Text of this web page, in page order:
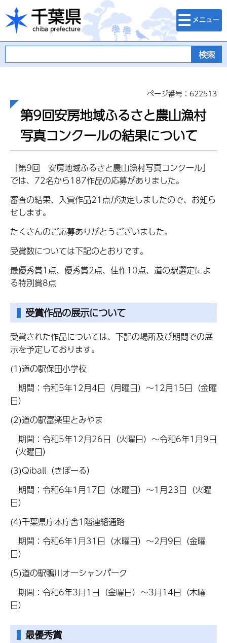
千葉県
検索・メニュ
ー
ページ番号：622513
第9回安房地域ふるさと農山漁村
写真コンクールの結果について
「第9回 安房地域ふるさと農山漁村写真コンクール」
では、72名から187作品の応募がありました。
審査の結果、入賞作品21点が決定しましたので、お知ら
せします。
たくさんのご応募ありがとうございました。
受賞数については下記のとおりです。
最優秀賞1点、優秀賞2点、佳作10点、道の駅選定によ
る特別賞8点
受賞作品の展示について
受賞された作品については、下記の場所及び期間での展
示を予定しております。
(1)道の駅保田小学校
期間：令和5年12月4日（月曜日）～12月15日（金曜
日）
(2)道の駅富楽里とみやま
期間：令和5年12月26日（火曜日）～令和6年1月9日
（火曜日）
(3)Qiball（きぼーる）
期間：令和6年1月17日（水曜日）～1月23日（火曜
日）
(4)千葉県庁本庁舎1階連絡通路
期間：令和6年1月31日（水曜日）～2月9日（金曜
日）
(5)道の駅鴨川オーシャンパーク
期間：令和6年3月1日（金曜日）～3月14日（木曜
日）
最優秀賞